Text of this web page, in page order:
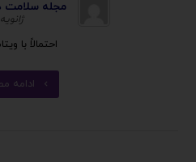
مجله سلامت
ژانویه ۳۱, ۲۰۲۳
احتمالاً با
ادامه